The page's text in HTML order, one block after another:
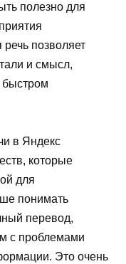
полезно для
позволяет
и смысл,
быстром
в Яндекс
которые
для
понимать
перевод,
с проблемами
Это очень